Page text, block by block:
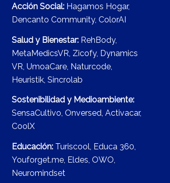
Acción Social: Hagamos Hogar,
Dencanto Community, ColorAI
Salud y Bienestar: RehBody,
MetaMedicsVR Zicofy, Dynamics
VR ,UmoaCare Naturcode
Heuristik ,Sincrolab
Sostenibilidad y Medioambiente:
SensaCultivo,Onversed,Activacar,
CoolX
Educación: Turiscool, Educa 360,
Youforget.me, Eldes,OWO,
Neuromindset